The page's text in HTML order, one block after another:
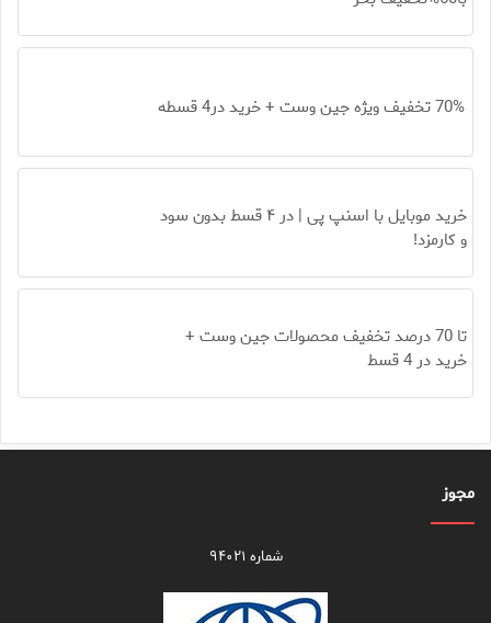
70% تخفیف ویژه جین وست + خرید در4 قسطه
خرید موبایل با اسنپ پی | در ۴ قسط بدون سود
و کارمزد!
تا 70 درصد تخفیف محصولات جین وست +
خرید در 4 قسط
مجوز
شماره ۹۴۰۲۱